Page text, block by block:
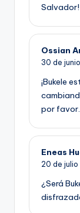
Ossian
30 de
¡Bukele
por favor.
Eneas
20 de julio
¿Será